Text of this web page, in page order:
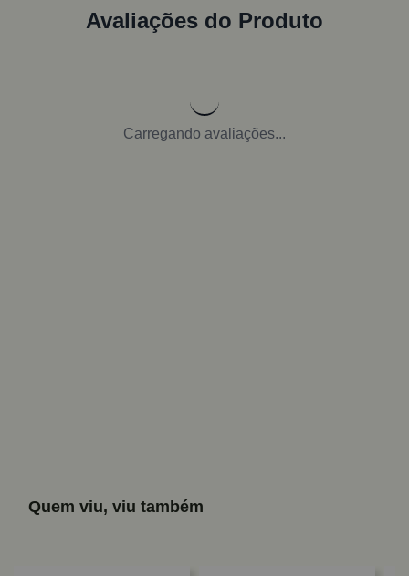
Avaliações do Produto
Carregando avaliações...
Quem viu, viu também